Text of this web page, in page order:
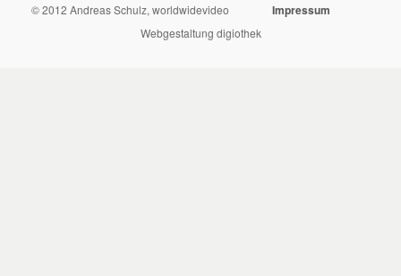
© 2012 Andreas Schulz, worldwidevideo Impressum
Webgestaltung digiothek